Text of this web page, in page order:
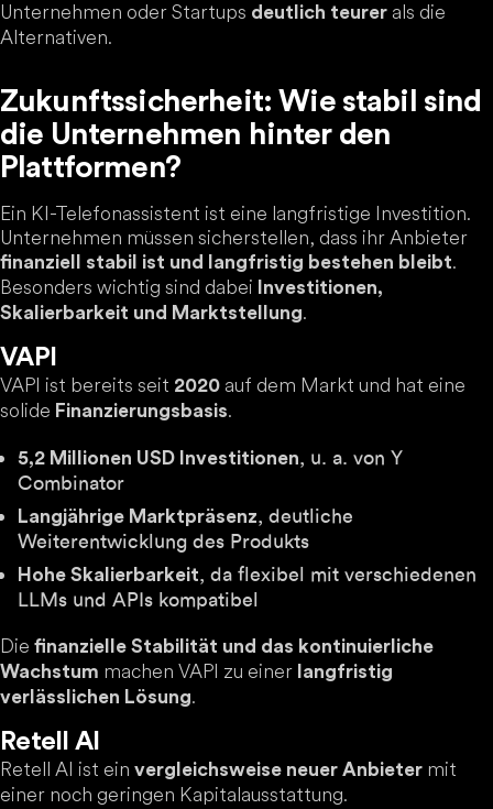
Unternehmen oder Startups deutlich teurer als die
Alternativen.
Zukunftssicherheit: Wie stabil sind
die Unternehmen hinter den
Plattformen?
Ein KI-Telefonassistent ist eine langfristige Investition.
Unternehmen müssen sicherstellen, dass ihr Anbieter
finanziell stabil ist und langfristig bestehen bleibt.
Besonders wichtig sind dabei
Investitionen,
Skalierbarkeit und Marktstellung.
VAPI
VAPI ist bereits seit 2020 auf dem Markt und hat eine
solide Finanzierungsbasis.
5,2 Millionen USD Investitionen, u. a. von Y
Combinator
Langjährige Marktpräsenz, deutliche
Weiterentwicklung des Produkts
Hohe Skalierbarkeit, da flexibel mit verschiedenen
LLMs und APIs kompatibel
Die finanzielle Stabilität und das kontinuierliche
Wachstum machen VAPI zu einer langfristig
verlässlichen Lösung.
Retell AI
Retell AI ist ein vergleichsweise neuer Anbieter mit
einer noch geringen Kapitalausstattung.